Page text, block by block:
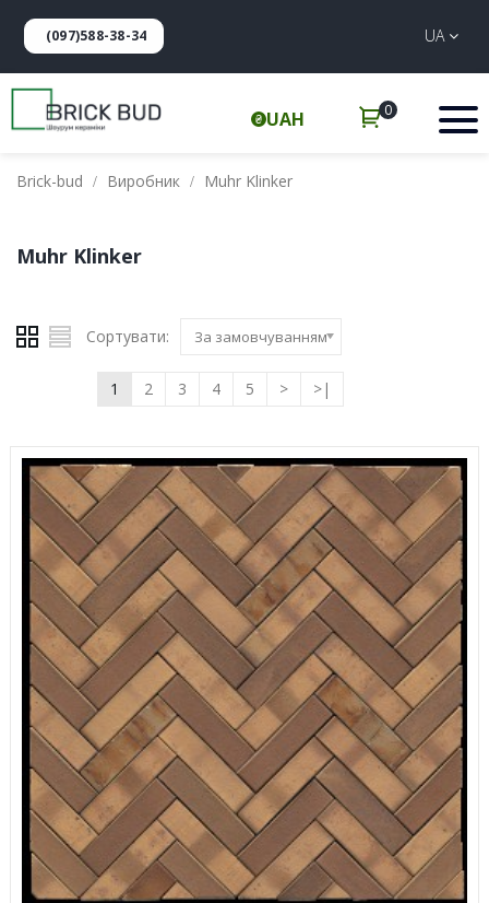
(097)588-38-34 UA
UAH 0
Brick-bud Виробник Muhr Klinker
Muhr Klinker
Сортувати: За замовчуванням
1 2 3 4 5 > >|